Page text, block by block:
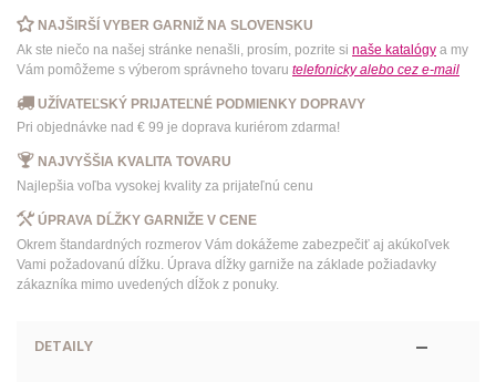
NAJŠIRŠÍ VYBER GARNIŽ NA SLOVENSKU
Ak ste niečo na našej stránke nenašli, prosím, pozrite si naše katalógy a my
Vám pomôžeme s výberom správneho tovaru telefonicky alebo cez e-mail
UŽÍVATEĽSKÝ PRIJATEĽNÉ PODMIENKY DOPRAVY
Pri objednávke nad € 99 je doprava kuriérom zdarma!
NAJVYŠŠIA KVALITA TOVARU
Najlepšia voľba vysokej kvality za prijateľnú cenu
ÚPRAVA DĹŽKY GARNIŽE V CENE
Okrem štandardných rozmerov Vám dokážeme zabezpečiť aj akúkoľvek
Vami požadovanú dĺžku. Úprava dĺžky garniže na základe požiadavky
zákazníka mimo uvedených dĺžok z ponuky.
DETAILY